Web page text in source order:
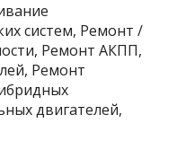
систем, Ремонт /
Ремонт АКПП,
Ремонт
двигателей,